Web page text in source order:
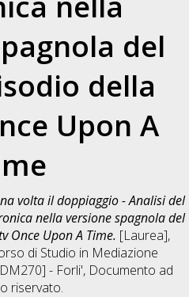
del
della
Upon A
volta il doppiaggio - Analisi del
nella versione spagnola del
Once Upon A Time. [Laurea],
di Studio in Mediazione
- Forli', Documento ad
riservato.